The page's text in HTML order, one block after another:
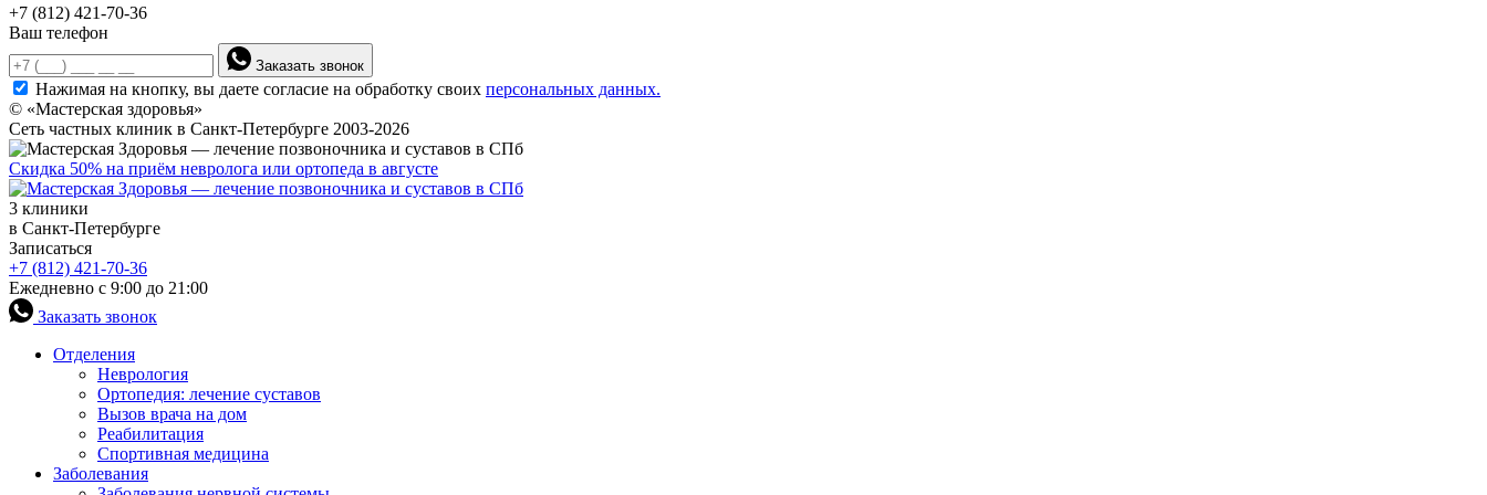
+7 (812) 421-70-36
Ваш телефон
Заказать звонок
Нажимая на кнопку, вы даете согласие на обработку своих персональных данных.
© «Мастерская здоровья»
Сеть частных клиник в Санкт-Петербурге 2003-2026
Скидка 50% на приём невролога или ортопеда в августе
3 клиники
в Санкт-Петербурге
Записаться
+7 (812) 421-70-36
Ежедневно с 9:00 до 21:00
Заказать звонок
Отделения
Неврология
Ортопедия: лечение суставов
Вызов врача на дом
Реабилитация
Спортивная медицина
Заболевания